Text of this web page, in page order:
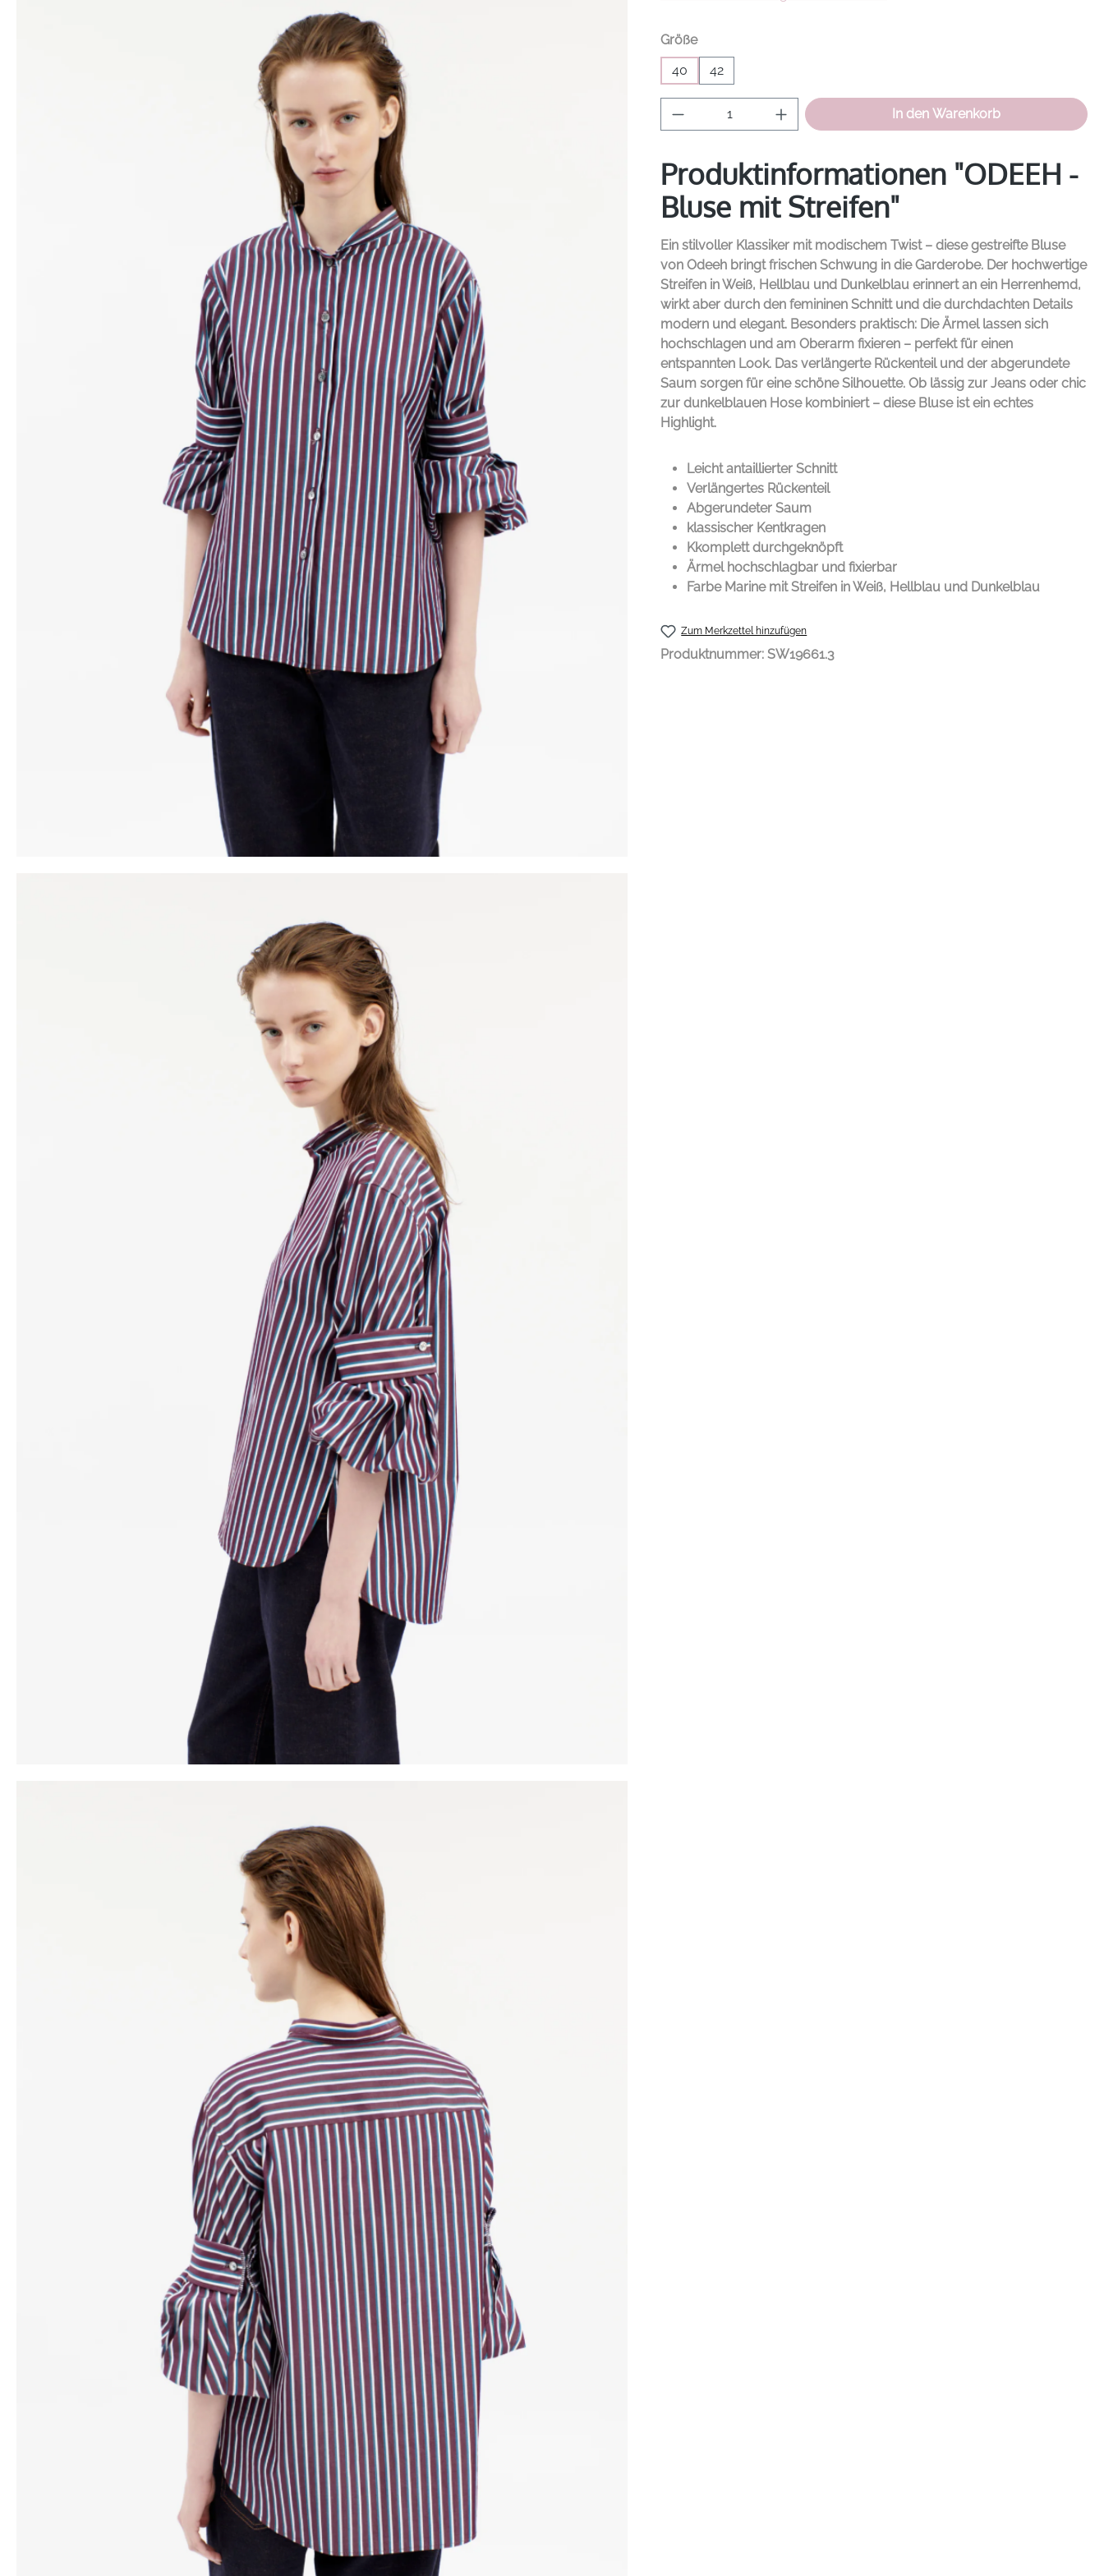
Größeauswählen
40
42
Produkt Anzahl: Gib den gewünschten Wert
In den Warenkorb
Produktinformationen "ODEEH -
Bluse mit Streifen"
Ein stilvoller Klassiker mit modischem Twist – diese gestreifte Bluse
von Odeeh bringt frischen Schwung in die Garderobe. Der hochwertige
Streifen in Weiß, Hellblau und Dunkelblau erinnert an ein Herrenhemd,
wirkt aber durch den femininen Schnitt und die durchdachten Details
modern und elegant. Besonders praktisch: Die Ärmel lassen sich
hochschlagen und am Oberarm fixieren – perfekt für einen
entspannten Look. Das verlängerte Rückenteil und der abgerundete
Saum sorgen für eine schöne Silhouette. Ob lässig zur Jeans oder chic
zur dunkelblauen Hose kombiniert – diese Bluse ist ein echtes
Highlight.
Leicht antaillierter Schnitt
Verlängertes Rückenteil
Abgerundeter Saum
klassischer Kentkragen
Kkomplett durchgeknöpft
Ärmel hochschlagbar und fixierbar
Farbe Marine mit Streifen in Weiß, Hellblau und Dunkelblau
Zum Merkzettel hinzufügen
Produktnummer: SW19661.3